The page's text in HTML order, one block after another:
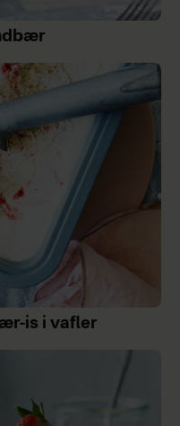
is i vafler